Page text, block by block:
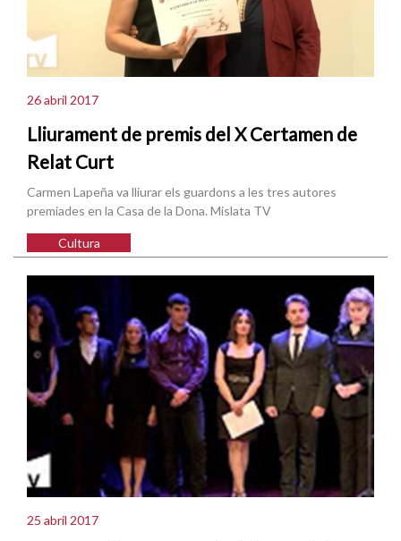
26 abril 2017
Lliurament de premis del X Certamen de
Relat Curt
Carmen Lapeña va lliurar els guardons a les tres autores
premiades en la Casa de la Dona. Mislata TV
Cultura
25 abril 2017